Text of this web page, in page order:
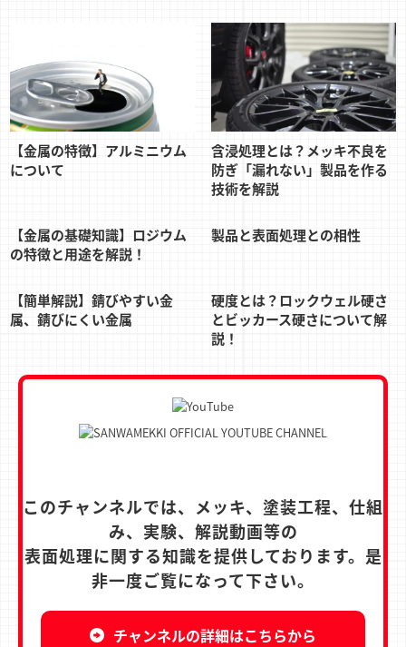
【金属の特徴】アルミニウム
について
含浸処理とは？メッキ不良を
防ぎ「漏れない」製品を作る
技術を解説
【金属の基礎知識】ロジウム
の特徴と用途を解説！
製品と表面処理との相性
【簡単解説】錆びやすい金
属、錆びにくい金属
硬度とは？ロックウェル硬さ
とビッカース硬さについて解
説！
このチャンネルでは、メッキ、塗装工程、仕組
み、実験、解説動画等の
表面処理に関する知識を提供しております。是
非一度ご覧になって下さい。
チャンネルの詳細はこちらから